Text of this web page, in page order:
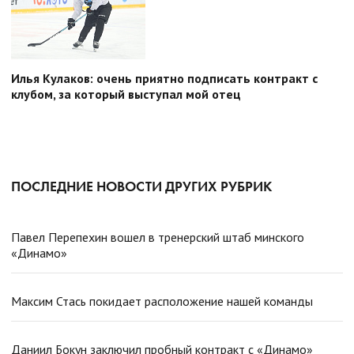
Илья Кулаков: очень приятно подписать контракт с
клубом, за который выступал мой отец
ПОСЛЕДНИЕ НОВОСТИ ДРУГИХ РУБРИК
Павел Перепехин вошел в тренерский штаб минского
«Динамо»
Максим Стась покидает расположение нашей команды
Даниил Бокун заключил пробный контракт с «Динамо»